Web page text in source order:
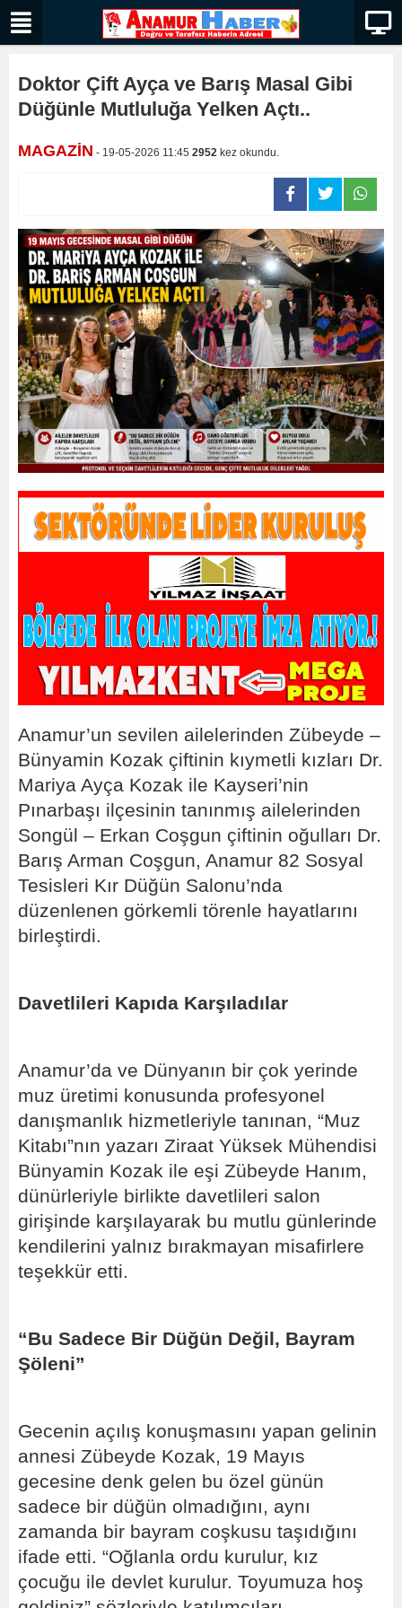
Doktor Çift Ayça ve Barış Masal Gibi
Düğünle Mutluluğa Yelken Açtı..
MAGAZİN - 19-05-2026 11:45 2952 kez okundu.
Anamur’un sevilen ailelerinden Zübeyde –
Bünyamin Kozak çiftinin kıymetli kızları Dr.
Mariya Ayça Kozak ile Kayseri’nin
Pınarbaşı ilçesinin tanınmış ailelerinden
Songül – Erkan Coşgun çiftinin oğulları Dr.
Barış Arman Coşgun, Anamur 82 Sosyal
Tesisleri Kır Düğün Salonu’nda
düzenlenen görkemli törenle hayatlarını
birleştirdi.
Davetlileri Kapıda Karşıladılar
Anamur’da ve Dünyanın bir çok yerinde
muz üretimi konusunda profesyonel
danışmanlık hizmetleriyle tanınan, “Muz
Kitabı”nın yazarı Ziraat Yüksek Mühendisi
Bünyamin Kozak ile eşi Zübeyde Hanım,
dünürleriyle birlikte davetlileri salon
girişinde karşılayarak bu mutlu günlerinde
kendilerini yalnız bırakmayan misafirlere
teşekkür etti.
“Bu Sadece Bir Düğün Değil, Bayram
Şöleni”
Gecenin açılış konuşmasını yapan gelinin
annesi Zübeyde Kozak, 19 Mayıs
gecesine denk gelen bu özel günün
sadece bir düğün olmadığını, aynı
zamanda bir bayram coşkusu taşıdığını
ifade etti. “Oğlanla ordu kurulur, kız
çocuğu ile devlet kurulur. Toyumuza hoş